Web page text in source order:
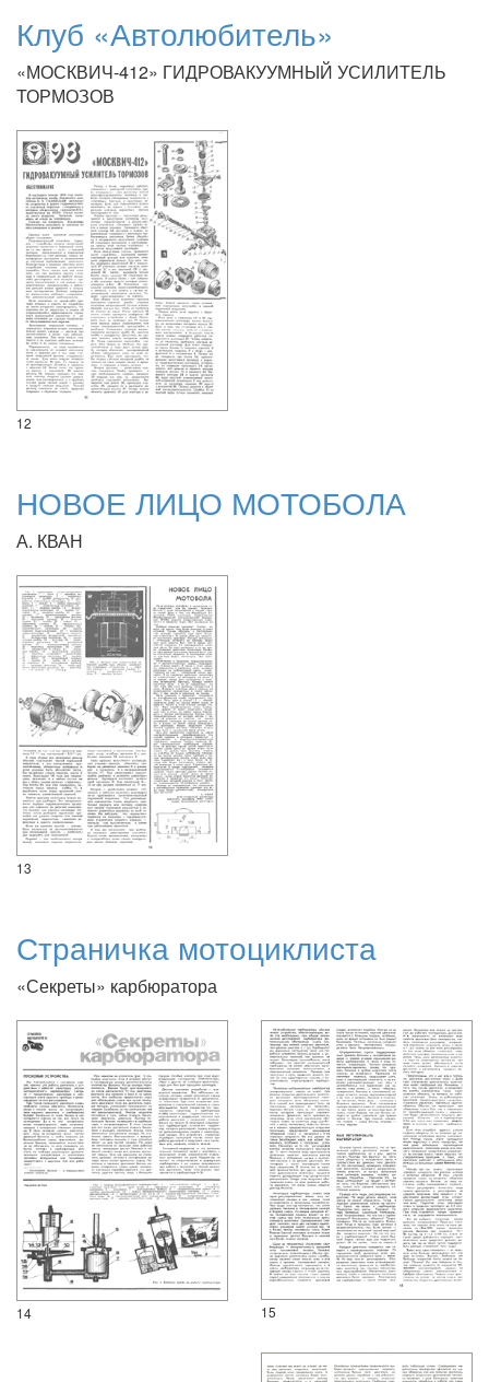
Клуб «Автолюбитель»
«МОСКВИЧ-412» ГИДРОВАКУУМНЫЙ УСИЛИТЕЛЬ
ТОРМОЗОВ
12
НОВОЕ ЛИЦО МОТОБОЛА
А. КВАН
13
Страничка мотоциклиста
«Секреты» карбюратора
14 15